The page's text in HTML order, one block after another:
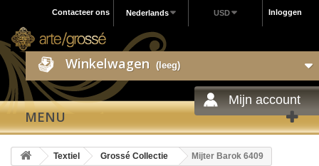
Inloggen
USD
Nederlands
Contacteer ons
Winkelwagen (leeg)
Mijn account
MENU
Textiel Grossé Collectie Mijter Barok 6409